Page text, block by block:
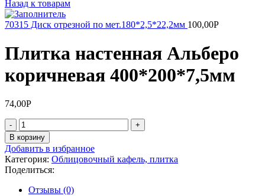
Назад к товарам
70315 Диск отрезной по мет.180*2,5*22,2мм 100,00Р
Плитка настенная Альберо
коричневая 400*200*7,5мм
74,00Р
Количество
товара
Плитка
настенная
Альберо
коричневая
400*200*7,5мм
В корзину
Добавить в избранное
Категория: Облицовочный кафель, плитка
Поделиться:
Отзывы (0)